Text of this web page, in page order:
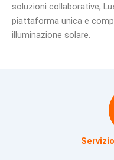
soluzioni collaborative,
piattaforma unica e
illuminazione solare.